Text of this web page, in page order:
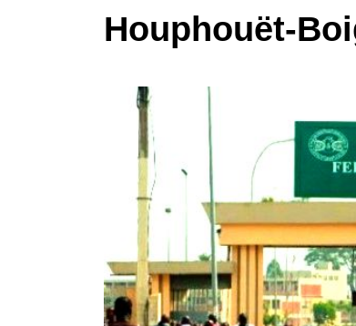
Houphouët-